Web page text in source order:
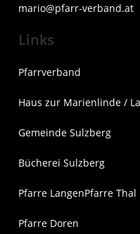
mario@pfarr-verband.at
Links
Pfarrverband
Haus zur Marienlinde /
Gemeinde Sulzberg
Bücherei Sulzberg
Pfarre LangenPfarre Thal
Pfarre Doren